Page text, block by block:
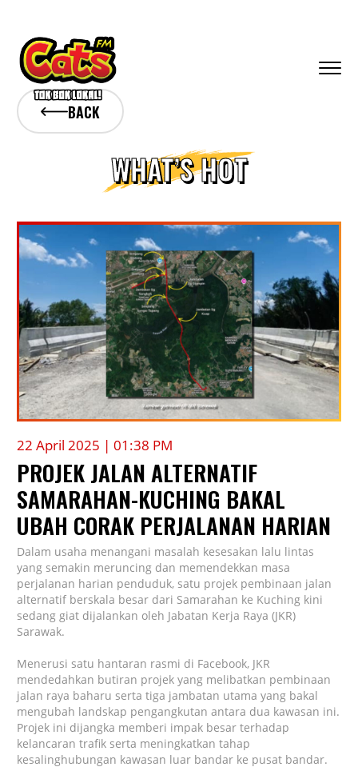
BACK
WHAT’S HOT
22 April 2025 | 01:38 PM
PROJEK JALAN ALTERNATIF
SAMARAHAN-KUCHING BAKAL
UBAH CORAK PERJALANAN HARIAN
Dalam usaha menangani masalah kesesakan lalu lintas
yang semakin meruncing dan memendekkan masa
perjalanan harian penduduk, satu projek pembinaan jalan
alternatif berskala besar dari Samarahan ke Kuching kini
sedang giat dijalankan oleh Jabatan Kerja Raya (JKR)
Sarawak.
Menerusi satu hantaran rasmi di Facebook, JKR
mendedahkan butiran projek yang melibatkan pembinaan
jalan raya baharu serta tiga jambatan utama yang bakal
mengubah landskap pengangkutan antara dua kawasan ini.
Projek ini dijangka memberi impak besar terhadap
kelancaran trafik serta meningkatkan tahap
kesalinghubungan kawasan luar bandar ke pusat bandar.